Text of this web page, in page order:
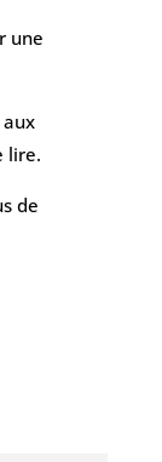
une
lire.
de